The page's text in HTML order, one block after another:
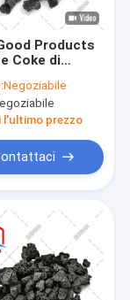
Products
Coke di
e la
Negoziabile
l'ultimo prezzo